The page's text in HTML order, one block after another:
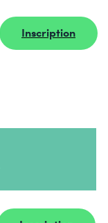
Inscription